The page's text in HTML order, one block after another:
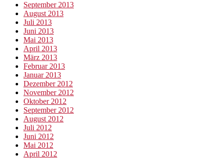
September 2013
August 2013
Juli 2013
Juni 2013
Mai 2013
April 2013
März 2013
Februar 2013
Januar 2013
Dezember 2012
November 2012
Oktober 2012
September 2012
August 2012
Juli 2012
Juni 2012
Mai 2012
April 2012